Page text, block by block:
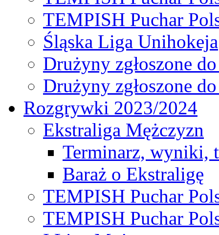
TEMPISH Puchar
Śląska Liga Unihokeja
Drużyny zgłoszone
Drużyny zgłoszone
Rozgrywki 2023/2024
Ekstraliga Mężczyzn
Terminarz, wyniki,
Baraż o Ekstraligę
TEMPISH Puchar
TEMPISH Puchar